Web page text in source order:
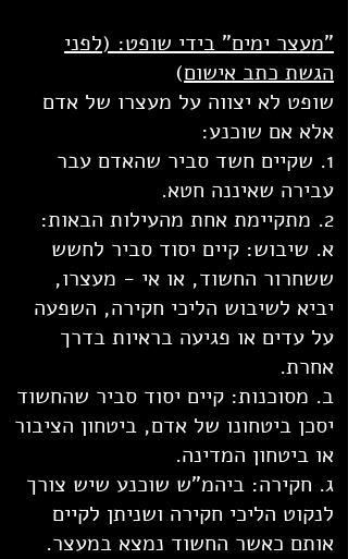
"מעצר ימים" בידי שופט: (לפני
הגשת כתב אישום)
שופט לא יצווה על מעצרו של אדם
אלא אם שוכנע:
1. שקיים חשד סביר שהאדם עבר
עבירה שאיננה חטא.
2. מתקיימת אחת מהעילות הבאות:
א. שיבוש: קיים יסוד סביר לחשש
ששחרור החשוד, או אי - מעצרו,
יביא לשיבוש הליכי חקירה, השפעה
על עדים או פגיעה בראיות בדרך
אחרת.
ב. מסוכנות: קיים יסוד סביר שהחשוד
יסכן ביטחונו של אדם, ביטחון הציבור
או ביטחון המדינה.
ג. חקירה: ביהמ"ש שוכנע שיש צורך
לנקוט הליכי חקירה ושניתן לקיים
אותם כאשר החשוד נמצא במעצר.